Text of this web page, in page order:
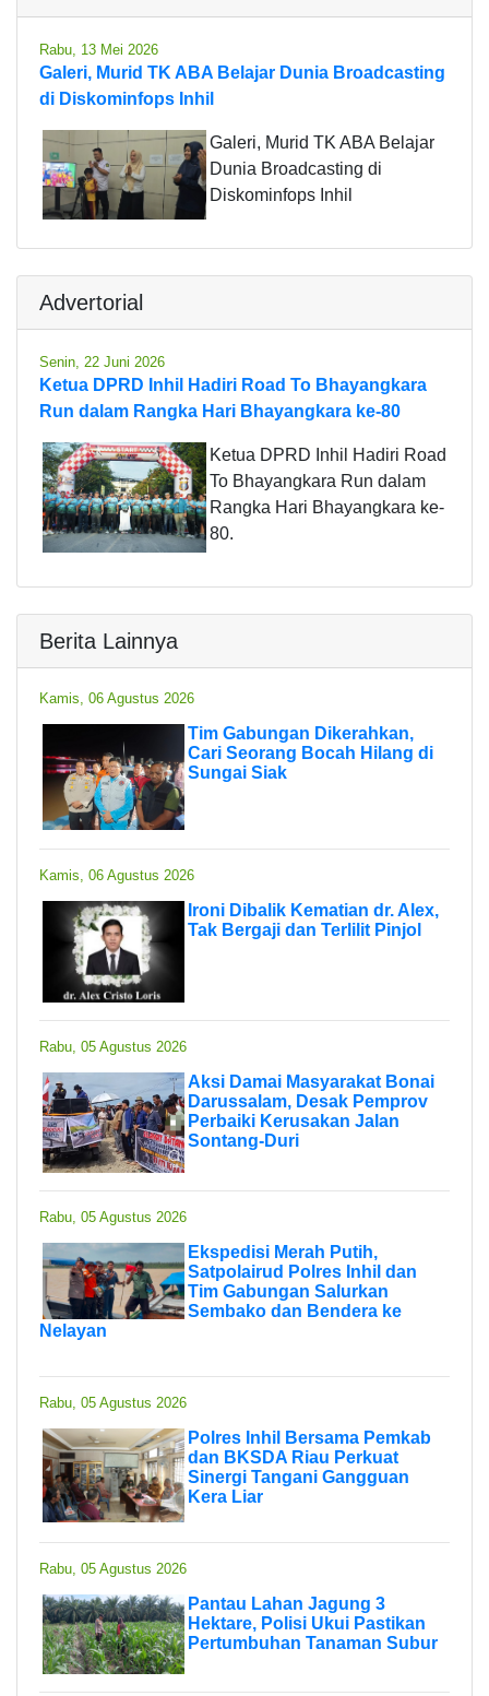
Rabu, 13 Mei 2026
Galeri, Murid TK ABA Belajar Dunia Broadcasting
di Diskominfops Inhil
Galeri, Murid TK ABA Belajar
Dunia Broadcasting di
Diskominfops Inhil
Advertorial
Senin, 22 Juni 2026
Ketua DPRD Inhil Hadiri Road To Bhayangkara
Run dalam Rangka Hari Bhayangkara ke-80
Ketua DPRD Inhil Hadiri Road
To Bhayangkara Run dalam
Rangka Hari Bhayangkara ke-
80.
Berita Lainnya
Kamis, 06 Agustus 2026
Tim Gabungan Dikerahkan,
Cari Seorang Bocah Hilang di
Sungai Siak
Kamis, 06 Agustus 2026
Ironi Dibalik Kematian dr. Alex,
Tak Bergaji dan Terlilit Pinjol
Rabu, 05 Agustus 2026
Aksi Damai Masyarakat Bonai
Darussalam, Desak Pemprov
Perbaiki Kerusakan Jalan
Sontang-Duri
Rabu, 05 Agustus 2026
Ekspedisi Merah Putih,
Satpolairud Polres Inhil dan
Tim Gabungan Salurkan
Sembako dan Bendera ke
Nelayan
Rabu, 05 Agustus 2026
Polres Inhil Bersama Pemkab
dan BKSDA Riau Perkuat
Sinergi Tangani Gangguan
Kera Liar
Rabu, 05 Agustus 2026
Pantau Lahan Jagung 3
Hektare, Polisi Ukui Pastikan
Pertumbuhan Tanaman Subur